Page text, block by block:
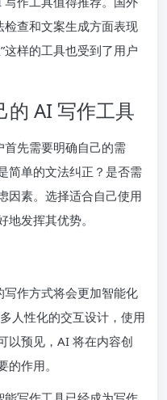
查和文案生成方面表现
这样的工具也受到了用户
的 AI 写作工具
先需要明确自己的需
简单的文法纠正？是否需
因素。选择适合自己使用
发挥其优势。
作方式将会更加智能化
人性化的交互设计，使用
以预见，AI 将在内容创
作用。